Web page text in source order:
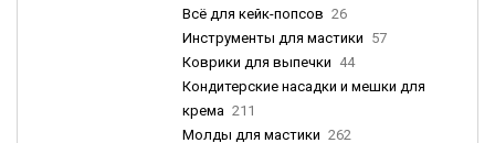
Всё для кейк-попсов 26
Инструменты для мастики 57
Коврики для выпечки 44
Кондитерские насадки и мешки для
крема 211
Молды для мастики 262